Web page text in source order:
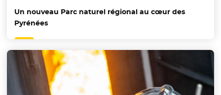
Un nouveau Parc naturel régional au cœur des
Pyrénées